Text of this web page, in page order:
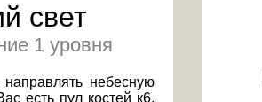
свет
1 уровня
небесную
есть пул костей к6,